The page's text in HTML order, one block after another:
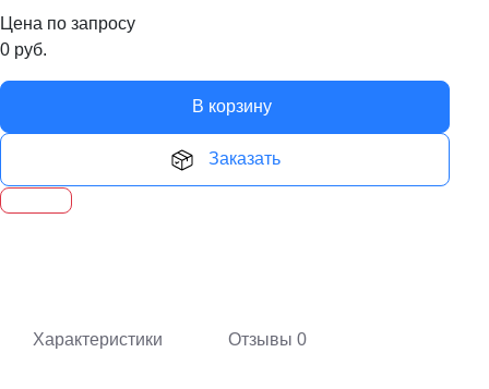
Цена по запросу
0 руб.
В корзину
Заказать
Характеристики Отзывы 0